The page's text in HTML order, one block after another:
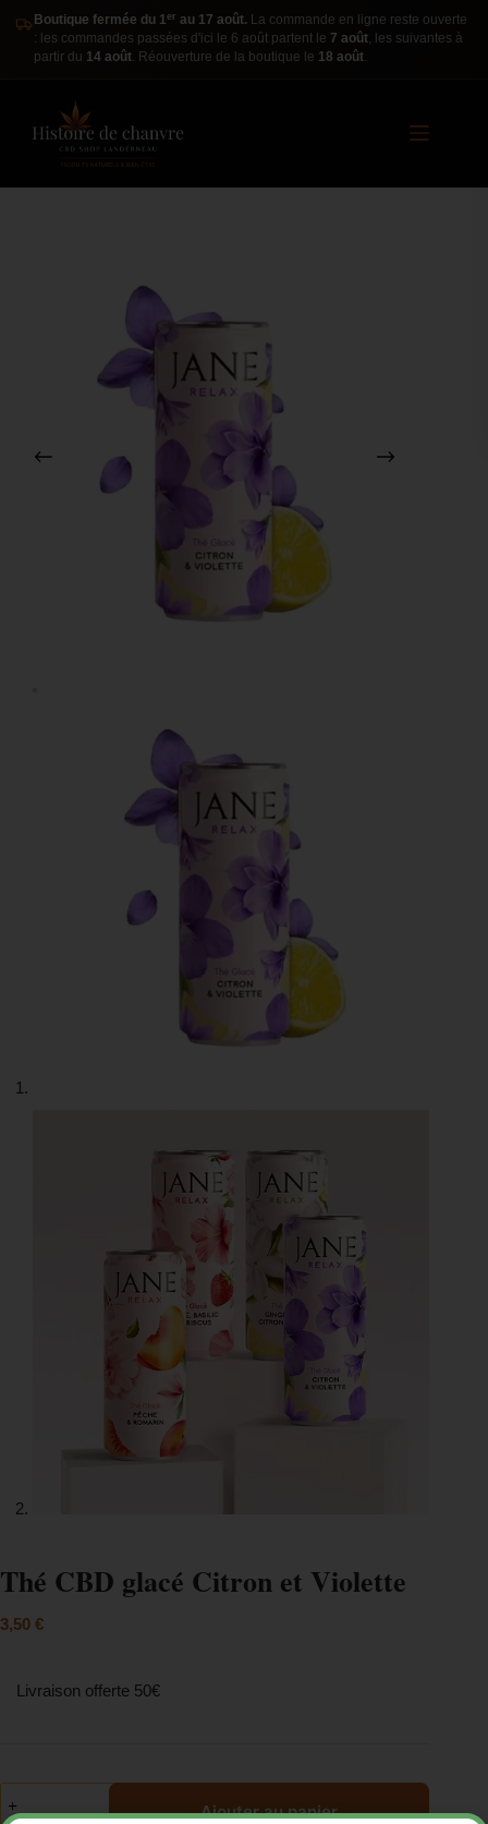
Boutique fermée du 1er au 17 août. La commande en ligne reste ouverte
: les commandes passées d'ici le 6 août partent le 7 août, les suivantes à
partir du 14 août. Réouverture de la boutique le 18 août.
Thé CBD glacé Citron et Violette
3,50 €
Livraison offerte 50€
Ajouter au panier